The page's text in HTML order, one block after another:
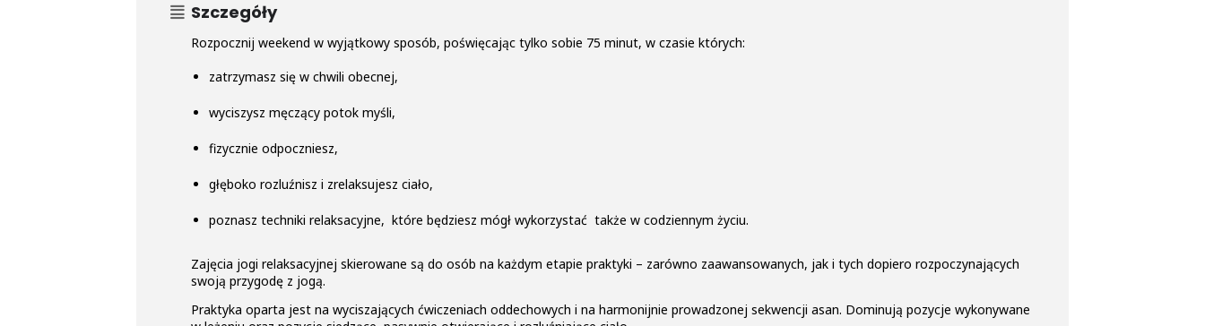
Szczegóły
Rozpocznij weekend w wyjątkowy sposób, poświęcając tylko sobie 75 minut, w czasie których:
zatrzymasz się w chwili obecnej,
wyciszysz męczący potok myśli,
fizycznie odpoczniesz,
głęboko rozluźnisz i zrelaksujesz ciało,
poznasz techniki relaksacyjne, które będziesz mógł wykorzystać także w codziennym życiu.
Zajęcia jogi relaksacyjnej skierowane są do osób na każdym etapie praktyki – zarówno zaawansowanych, jak i tych dopiero rozpoczynających
swoją przygodę z jogą.
Praktyka oparta jest na wyciszających ćwiczeniach oddechowych i na harmonijnie prowadzonej sekwencji asan. Dominują pozycje wykonywane